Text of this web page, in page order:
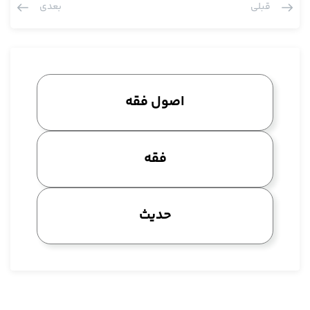
نیامد همان عدم جعل را استصحاب می کنیم، از آن طرف هم چون قبل
الیقین بالشک و در نتیجه تعارض پیدا می کنند و هر دویشان هم
ساقط می شود، این خلاصه نظر این آقایان.
ما عرض کردیم استصحاب را اصلا به تعبد قبول نکردیم، اشکال ما با
آقایان سر مبناست، اصل مبنا، اشکال به این بود که استصحاب را به
تعبد قبول نکردیم و به سیره عقلائی و به ارتکاز عقلائی به نظر ما ثابت
نگفته بود م چند دفعه می خواستم بگویم یادم رفت، ما بر فرض هم
این روایات را به استصحاب بزنیم علی تقدیر این که قبول بکنیم به
ذهن نمی آید که در روایات اوسع از ارتکاز عقلایی باشد، خوب دقت
بکنید چون عرض کردیم اگر یک مطلب عقلایی بود اگر بنا شد عقلایی
قبلی بعدی
اصول فقه
فقه
حدیث